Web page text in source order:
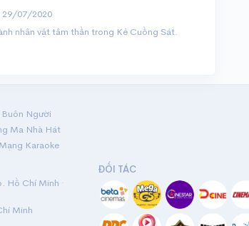
29/07/2020
nhân vật tâm thần trong Kẻ Cuồng Sát.
Buôn Người
Ma Nhà Hát
Karaoke
Hồ Chí Minh ·
Minh
ĐỐI TÁC